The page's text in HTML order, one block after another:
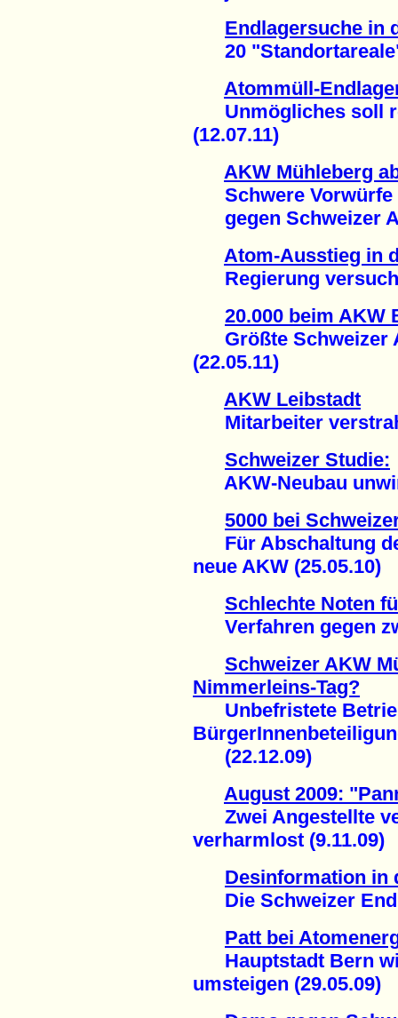
Endlagersuche in
20 "Standortareale"
Atommüll-
Unmögliches soll
(12.07.11)
AKW Mühleberg
Schwere Vorwürfe
gegen Schweizer
Atom-Ausstieg in
Regierung versucht
20.000 beim AKW
Größte Schweizer
(22.05.11)
AKW Leibstadt
Mitarbeiter
Schweizer Studie:
AKW-Neubau
5000 bei
Für Abschaltung
neue AKW (25.05.10)
Schlechte Noten
Verfahren gegen
Schweizer AKW
Nimmerleins-Tag?
Unbefristete
(22.12.09)
August 2009:
Zwei Angestellte
verharmlost (9.11.09)
Desinformation in
Die Schweizer
Patt bei
Hauptstadt Bern
umsteigen (29.05.09)